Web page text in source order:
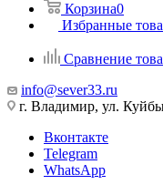
Корзина0
Избранные
Сравнение
info@sever33.ru
г. Владимир, ул.
Вконтакте
Telegram
WhatsApp